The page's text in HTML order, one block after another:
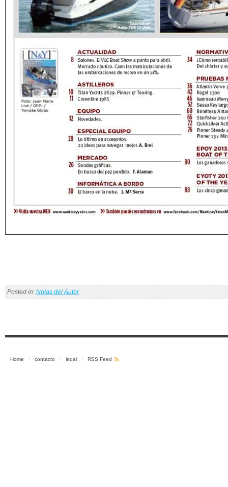
Posted in: Notas del Autor
Home contacto legal RSS Feed